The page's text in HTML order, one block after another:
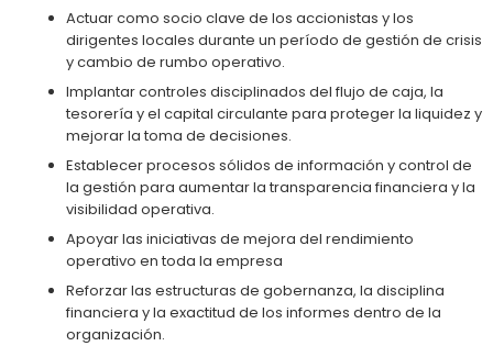
Actuar como socio clave de los accionistas y los
dirigentes locales durante un período de gestión de crisis
y cambio de rumbo operativo.
Implantar controles disciplinados del flujo de caja, la
tesorería y el capital circulante para proteger la liquidez y
mejorar la toma de decisiones.
Establecer procesos sólidos de información y control de
la gestión para aumentar la transparencia financiera y la
visibilidad operativa.
Apoyar las iniciativas de mejora del rendimiento
operativo en toda la empresa
Reforzar las estructuras de gobernanza, la disciplina
financiera y la exactitud de los informes dentro de la
organización.